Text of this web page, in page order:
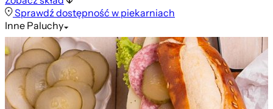
Sprawdź dostępność w piekarniach
InnePaluchy